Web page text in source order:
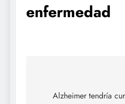
enfermedad
Alzheimer tendría